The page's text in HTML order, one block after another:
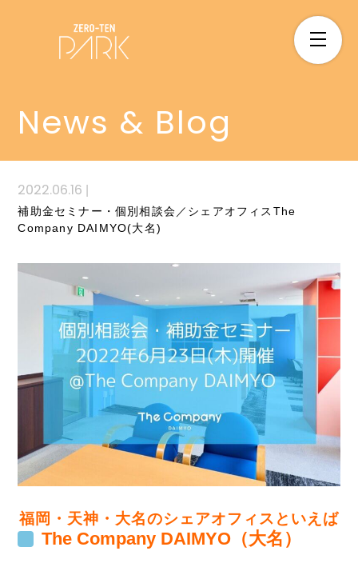
News & Blog
2022.06.16 |
補助金セミナー・個別相談会／シェアオフィスThe
Company DAIMYO(大名)
福岡・天神・大名のシェアオフィスといえば
The Company DAIMYO（大名）